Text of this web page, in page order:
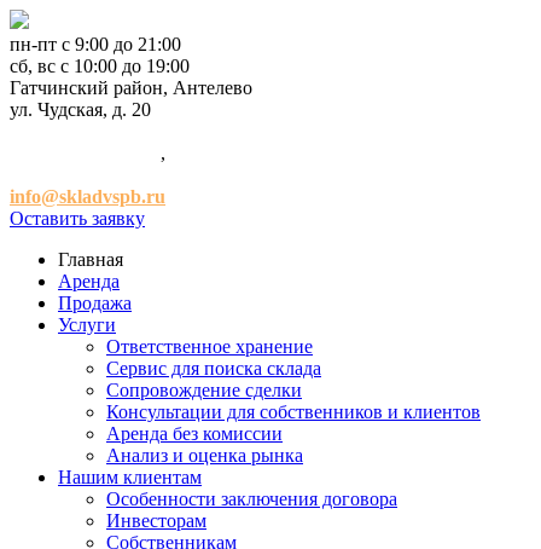
пн-пт с 9:00 до 21:00
сб, вс с 10:00 до 19:00
Гатчинский район, Антелево
ул. Чудская, д. 20
,
info@skladvspb.ru
Оставить заявку
Главная
Аренда
Продажа
Услуги
Ответственное хранение
Сервис для поиска склада
Сопровождение сделки
Консультации для собственников и клиентов
Аренда без комиссии
Анализ и оценка рынка
Нашим клиентам
Особенности заключения договора
Инвесторам
Собственникам